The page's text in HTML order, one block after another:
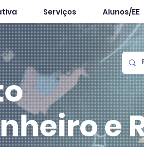
Serviços Alunos/EE
e